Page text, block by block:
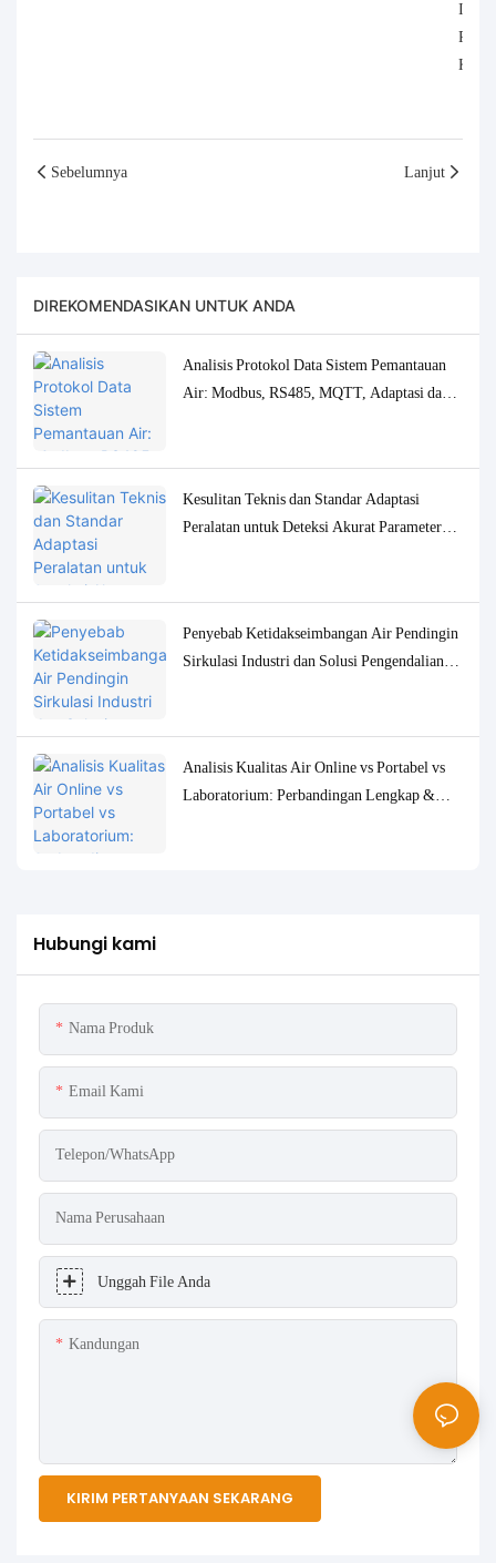
Sebelumnya Lanjut
DIREKOMENDASIKAN UNTUK ANDA
Analisis Protokol Data Sistem Pemantauan
Air: Modbus, RS485, MQTT, Adaptasi dan
Kesulitan Teknis dan Standar Adaptasi
Peralatan untuk Deteksi Akurat Parameter
Penyebab Ketidakseimbangan Air Pendingin
Sirkulasi Industri dan Solusi Pengendalian
Analisis Kualitas Air Online vs Portabel vs
Laboratorium: Perbandingan Lengkap &
Hubungi kami
Nama Produk
Email Kami
Telepon/WhatsApp
Nama Perusahaan
Unggah File Anda
Kandungan
KIRIM PERTANYAAN SEKARANG